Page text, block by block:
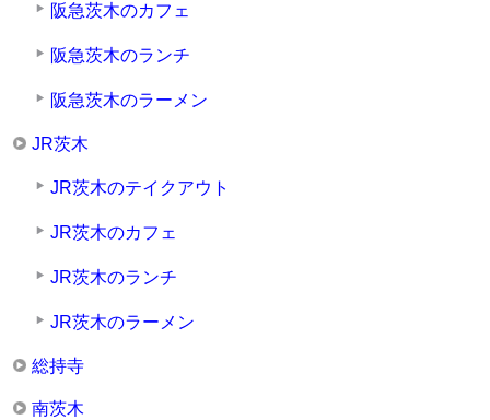
阪急茨木のカフェ
阪急茨木のランチ
阪急茨木のラーメン
JR茨木
JR茨木のテイクアウト
JR茨木のカフェ
JR茨木のランチ
JR茨木のラーメン
総持寺
南茨木